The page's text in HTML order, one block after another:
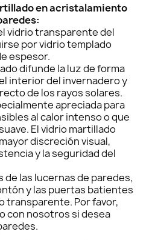
en acristalamiento
vidrio transparente del
por vidrio templado
espesor.
difunde la luz de forma
interior del invernadero y
de los rayos solares.
apreciada para
al calor intenso o que
El vidrio martillado
discreción visual,
y la seguridad del
las lucernas de paredes,
y las puertas batientes
transparente. Por favor,
con nosotros si desea